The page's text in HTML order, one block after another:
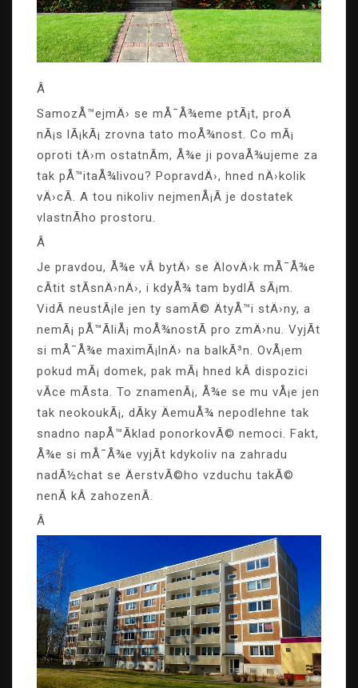
Â
SamozÅ™ejmÄ› se mÅ¯Å¾eme ptÃ¡t, proÄ
nÃ¡s lÃ¡kÃ¡ zrovna tato moÅ¾nost. Co mÃ¡
oproti tÄ›m ostatnÃ­m, Å¾e ji povaÅ¾ujeme za
tak pÅ™itaÅ¾livou? PopravdÄ›, hned nÄ›kolik
vÄ›cÃ­. A tou nikoliv nejmenÅ¡Ã­ je dostatek
vlastnÃ­ho prostoru.
Â
Je pravdou, Å¾e vÂ bytÄ› se ÄlovÄ›k mÅ¯Å¾e
cÃ­tit stÃ­snÄ›nÄ›, i kdyÅ¾ tam bydlÃ­ sÃ¡m.
VidÃ­ neustÃ¡le jen ty samÃ© ÄtyÅ™i stÄ›ny, a
nemÃ¡ pÅ™Ã­liÅ¡ moÅ¾nostÃ­ pro zmÄ›nu. VyjÃ­t
si mÅ¯Å¾e maximÃ¡lnÄ› na balkÃ³n. OvÅ¡em
pokud mÃ¡ domek, pak mÃ¡ hned kÂ dispozici
vÃ­ce mÃ­sta. To znamenÃ¡, Å¾e se mu vÅ¡e jen
tak neokoukÃ¡, dÃ­ky ÄemuÅ¾ nepodlehne tak
snadno napÅ™Ã­klad ponorkovÃ© nemoci. Fakt,
Å¾e si mÅ¯Å¾e vyjÃ­t kdykoliv na zahradu
nadÃ½chat se ÄerstvÃ©ho vzduchu takÃ©
nenÃ­ kÂ zahozenÃ­.
Â